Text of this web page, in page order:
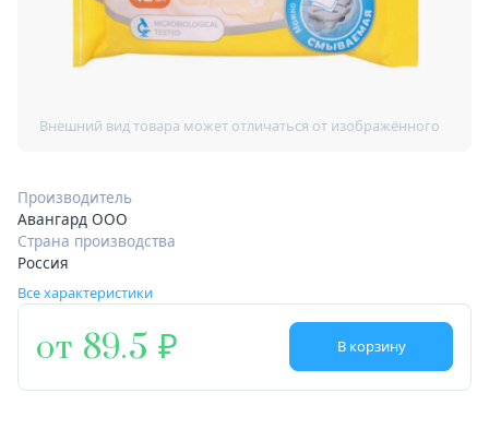
Производитель
Авангард ООО
Страна производства
Россия
Все характеристики
от 89.5 В корзину